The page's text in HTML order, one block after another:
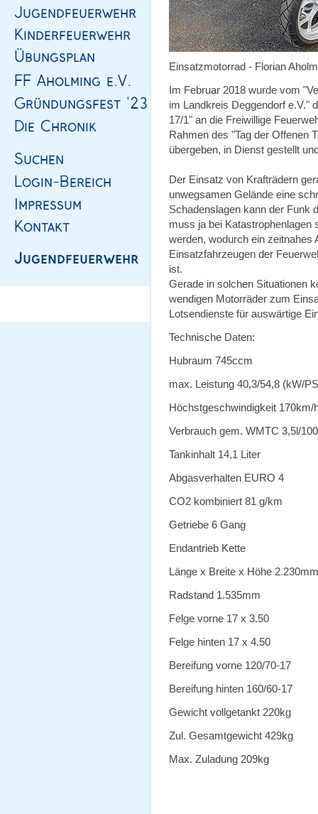
Einsatzmotorrad - Florian
Im Februar 2018 wurde vom
im Landkreis Deggendorf e.V."
17/1" an die Freiwillige
Rahmen des "Tag der Offenen
übergeben, in Dienst gestellt
Der Einsatz von Krafträdern
unwegsamen Gelände eine
Schadenslagen kann der Funk
muss ja bei Katastrophenlagen
werden, wodurch ein
Einsatzfahrzeugen der
ist.
Gerade in solchen Situationen
wendigen Motorräder zum
Lotsendienste für auswärtige
Technische Daten:
Hubraum 745ccm
max. Leistung 40,3/54,8 (kW/
Höchstgeschwindigkeit 170km/
Verbrauch gem. WMTC 3,5l/
Tankinhalt 14,1 Liter
Abgasverhalten EURO 4
CO2 kombiniert 81 g/km
Getriebe 6 Gang
Endantrieb Kette
Länge x Breite x Höhe
Radstand 1.535mm
Felge vorne 17 x 3.50
Felge hinten 17 x 4.50
Bereifung vorne 120/70-17
Bereifung hinten 160/60-17
Gewicht vollgetankt 220kg
Zul. Gesamtgewicht 429kg
Max. Zuladung 209kg